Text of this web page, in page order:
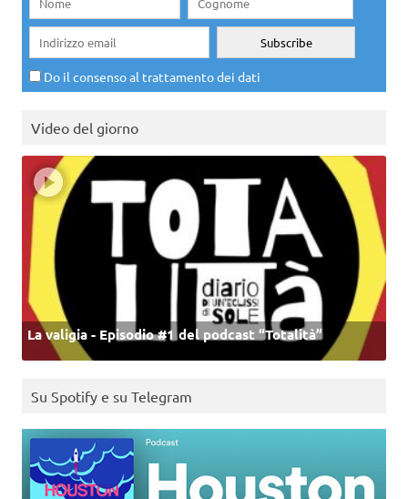
Do il consenso al trattamento dei dati
Video del giorno
La valigia - Episodio #1 del podcast “Totalità”
Su Spotify e su Telegram